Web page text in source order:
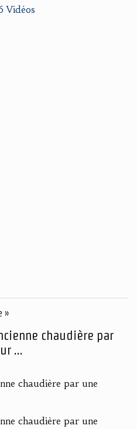
Vidéos
»
chaudière par
...
chaudière par une
chaudière par une